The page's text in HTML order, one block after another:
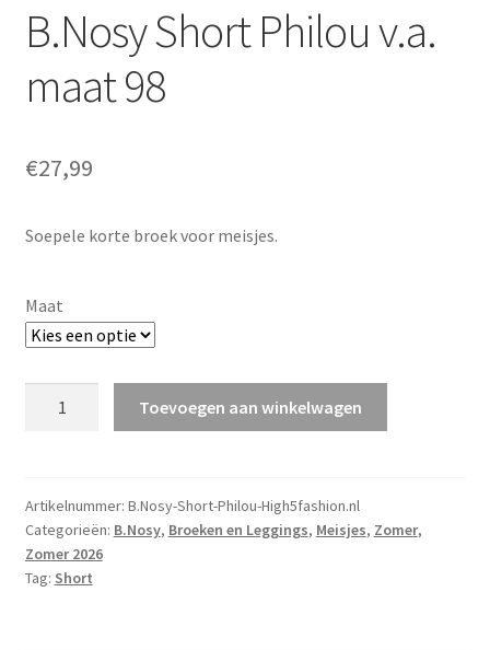
B.Nosy Short Philou v.a.
maat 98
€27,99
Soepele korte broek voor meisjes.
Maat
maat
98
aantal
Toevoegen aan winkelwagen
Artikelnummer: B.Nosy-Short-Philou-High5fashion.nl
Categorieën: B.Nosy, Broeken en Leggings, Meisjes, Zomer,
Zomer 2026
Tag: Short